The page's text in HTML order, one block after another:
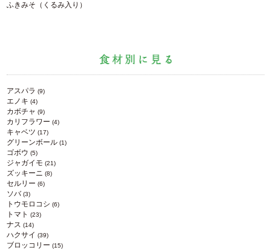
ふきみそ（くるみ入り）
アスパラ (9)
エノキ (4)
カボチャ (9)
カリフラワー (4)
キャベツ (17)
グリーンボール (1)
ゴボウ (5)
ジャガイモ (21)
ズッキーニ (8)
セルリー (6)
ソバ(3)
トウモロコシ (6)
トマト (23)
ナス (14)
ハクサイ (39)
ブロッコリー (15)